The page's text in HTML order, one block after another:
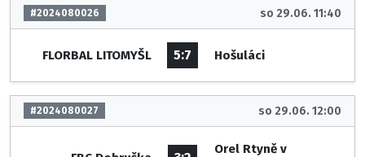
#2024080026 so 29.06. 11:40
FLORBAL LITOMYŠL 5:7 Hošuláci
#2024080027 so 29.06. 12:00
Orel Rtyně v